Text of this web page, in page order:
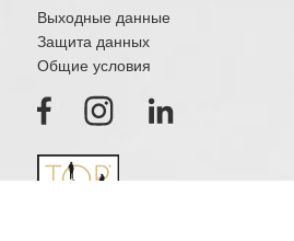
Выходные данные
Защита данных
Общие условия